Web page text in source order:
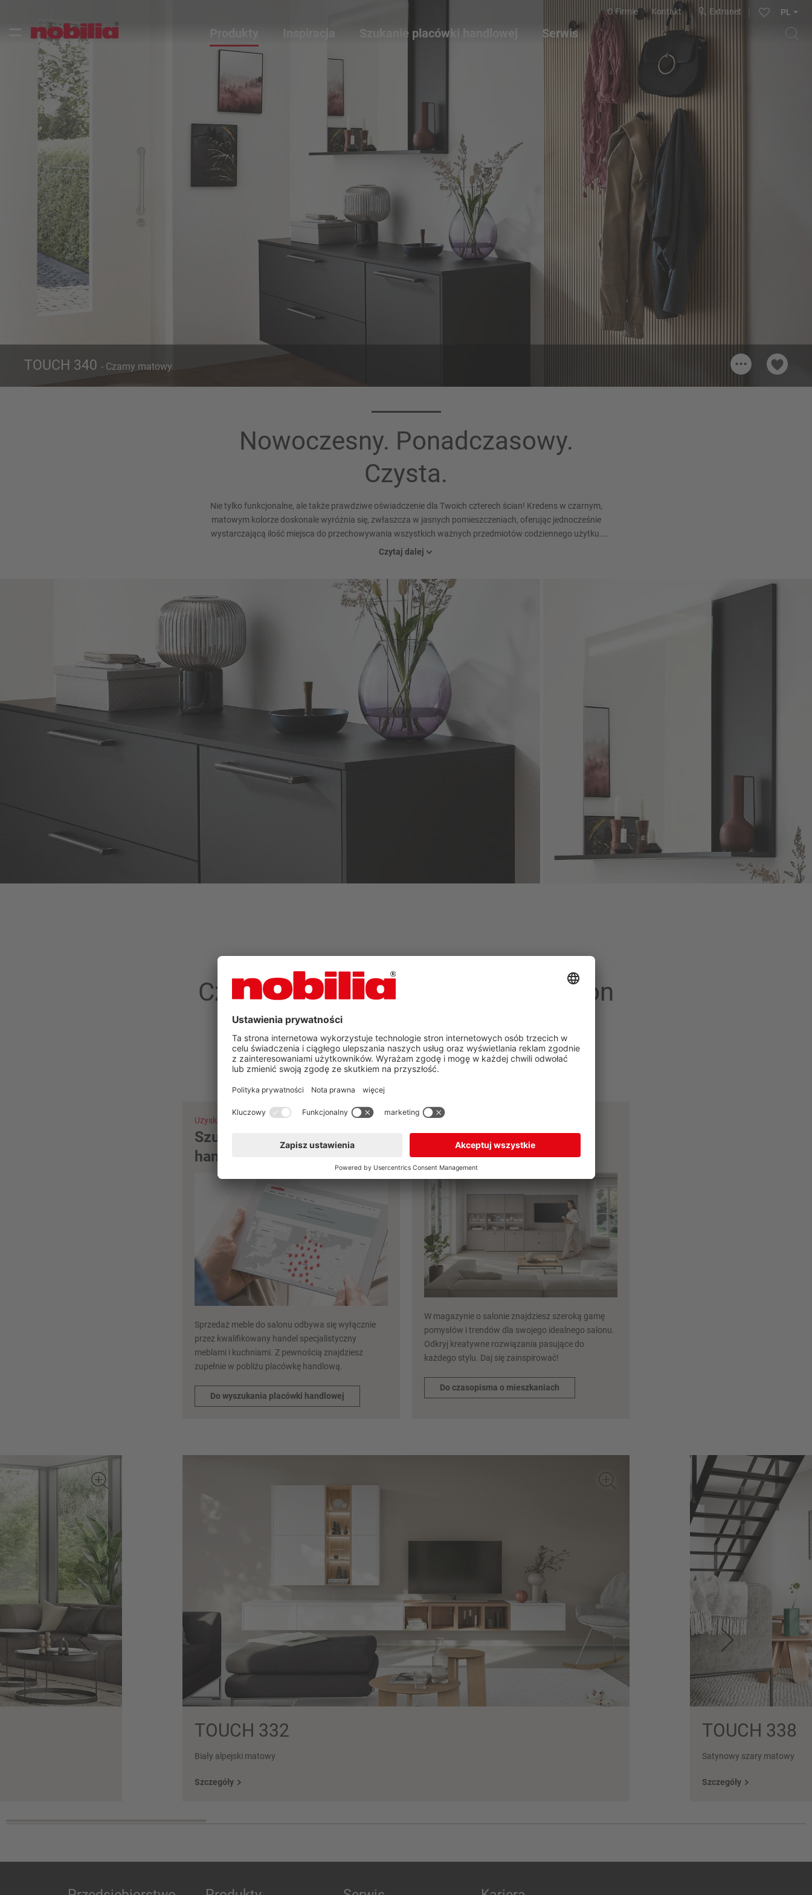
O Firmie Kontakt Extranet PL
Produkty Inspiracja Szukanie placówki handlowej Serwis
...
TOUCH 340 - Czarny matowy
Kolor korpusu 127 Płyta robocza 366
Nowoczesny. Ponadczasowy.
Czysta.
Nie tylko funkcjonalne, ale także prawdziwe oświadczenie dla Twoich czterech ścian! Kredens w czarnym,
matowym kolorze doskonale wyróżnia się, zwłaszcza w jasnych pomieszczeniach, oferując jednocześnie
wystarczającą ilość miejsca do przechowywania wszystkich ważnych przedmiotów codziennego użytku.
Praktyczny i stylowy jednocześnie.
Czytaj dalej
Czy znalazłeś swój wymarzony salon
Uzyskaj poradę już teraz
Szukanie placówki
handlowej nobilia
Sprzedaż meble do salonu odbywa się wyłącznie
przez kwalifikowany handel specjalistyczny
meblami i kuchniami. Z pewnością znajdziesz
zupełnie w pobliżu placówkę handlową.
Do wyszukania placówki handlowej
Odkryj więcej inspiracji już teraz
Czasopismo o
mieszkaniach
W magazynie o salonie znajdziesz szeroką gamę
pomysłów i trendów dla swojego idealnego salonu.
Odkryj kreatywne rozwiązania pasujące do
każdego stylu. Daj się zainspirować!
Do czasopisma o mieszkaniach
TOUCH 332
Biały alpejski matowy
Szczegóły
TOUCH 338
Satynowy szary matowy
Szczegóły